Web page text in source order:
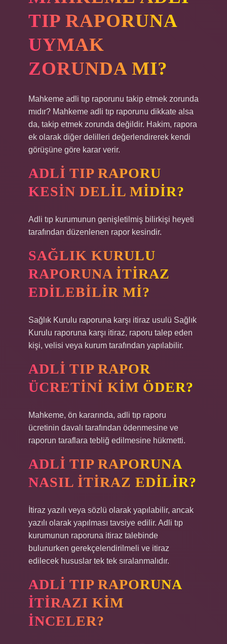
TIP RAPORUNA
UYMAK
ZORUNDA MI?
Mahkeme adli tıp raporunu takip etmek zorunda
mıdır? Mahkeme adli tıp raporunu dikkate alsa
da, takip etmek zorunda değildir. Hakim, rapora
ek olarak diğer delilleri değerlendirerek kendi
görüşüne göre karar verir.
ADLI TIP RAPORU
KESIN DELIL MIDIR?
Adli tıp kurumunun genişletilmiş bilirkişi heyeti
tarafından düzenlenen rapor kesindir.
SAĞLIK KURULU
RAPORUNA ITIRAZ
EDILEBILIR MI?
Sağlık Kurulu raporuna karşı itiraz usulü Sağlık
Kurulu raporuna karşı itiraz, raporu talep eden
kişi, velisi veya kurum tarafından yapılabilir.
ADLI TIP RAPOR
ÜCRETINI KIM ÖDER?
Mahkeme, ön kararında, adli tıp raporu
ücretinin davalı tarafından ödenmesine ve
raporun taraflara tebliğ edilmesine hükmetti.
ADLI TIP RAPORUNA
NASIL ITIRAZ EDILIR?
İtiraz yazılı veya sözlü olarak yapılabilir, ancak
yazılı olarak yapılması tavsiye edilir. Adli tıp
kurumunun raporuna itiraz talebinde
bulunurken gerekçelendirilmeli ve itiraz
edilecek hususlar tek tek sıralanmalıdır.
ADLI TIP RAPORUNA
ITIRAZI KIM
INCELER?